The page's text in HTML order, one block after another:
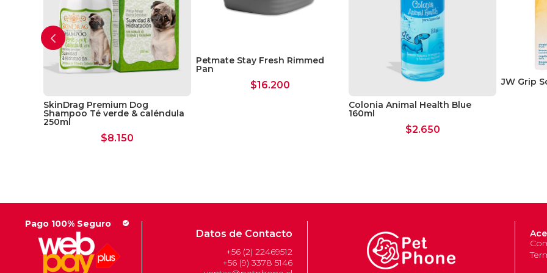
SkinDrag Premium Dog
Shampoo Té verde & caléndula
250ml
$8.150
Petmate Stay Fresh Rimmed
Pan
$16.200
Colonia Animal Health Blue
160ml
$2.650
JW Grip
Pago 100% Seguro check_circle
Datos de Contacto
+56 (2) 22469512
+56 (9) 3378 5146